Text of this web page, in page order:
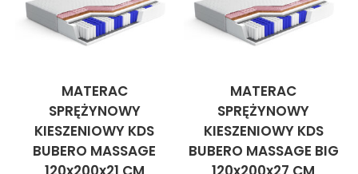
MATERAC
SPRĘŻYNOWY
KIESZENIOWY KDS
BUBERO MASSAGE
MATERAC
SPRĘŻYNOWY
KIESZENIOWY KDS
BUBERO MASSAGE BIG